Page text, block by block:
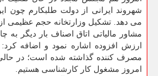
شهروند ایرانی از دولت طلبكارم چون
می دهد. تشكیل وزارتخانه حجم عظیمی از
ارزش افزوده اشاره نمود و اضافه
امروز مشغول كار كارشناسی هستیم.